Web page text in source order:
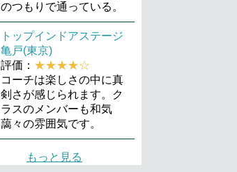
のつもりで通っている。
トップインドアステージ
亀戸(東京)
評価： ★★★★☆
コーチは楽しさの中に真
剣さが感じられます。ク
ラスのメンバーも和気
藹々の雰囲気です。
もっと見る